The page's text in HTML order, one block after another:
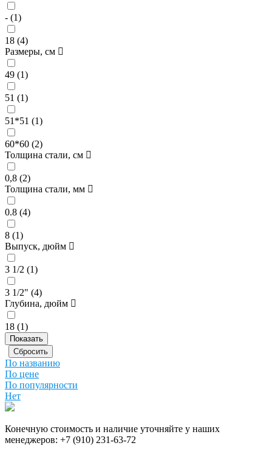
- (1)
18 (4)
Размеры, см
49 (1)
51 (1)
51*51 (1)
60*60 (2)
Толщина стали, см
0,8 (2)
Толщина стали, мм
0.8 (4)
8 (1)
Выпуск, дюйм
3 1/2 (1)
3 1/2" (4)
Глубина, дюйм
18 (1)
По названию
По цене
По популярности
Нет
Конечную стоимость и наличие уточняйте у наших
менеджеров: +7 (910) 231-63-72